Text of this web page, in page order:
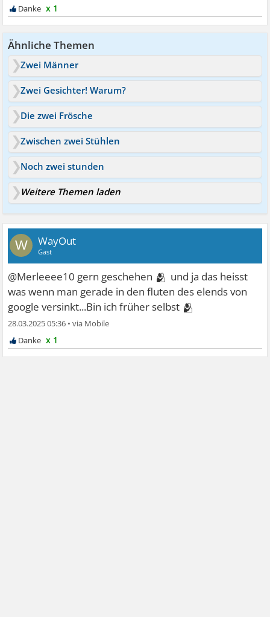
x 1
Ähnliche Themen
Zwei Männer
Zwei Gesichter! Warum?
Die zwei Frösche
Zwischen zwei Stühlen
Noch zwei stunden
Weitere Themen laden
W WayOut
Gast
@Merleeee10 gern geschehen 🫂 und ja das heisst
was wenn man gerade in den fluten des elends von
google versinkt...Bin ich früher selbst 🫂
28.03.2025 05:36 •
x 1